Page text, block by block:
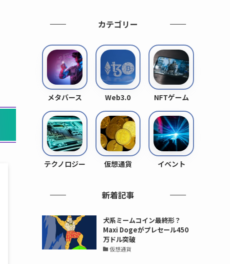
カテゴリー
メタバース Web3.0 NFTゲーム
テクノロジー 仮想通貨 イベント
新着記事
犬系ミームコイン最終形？
Maxi Dogeがプレセール450
万ドル突破
仮想通貨